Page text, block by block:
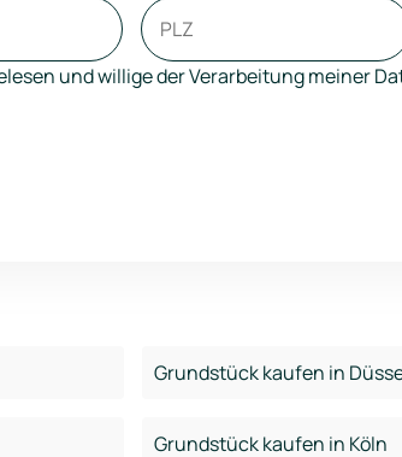
und willige der Verarbeitung meiner
Grundstück kaufen in
Grundstück kaufen in Köln